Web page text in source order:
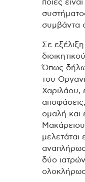
ποιες
συμβάντα
Σε
Όπως
του
Χαριλάου,
ομαλή και
μελετάται
δύο